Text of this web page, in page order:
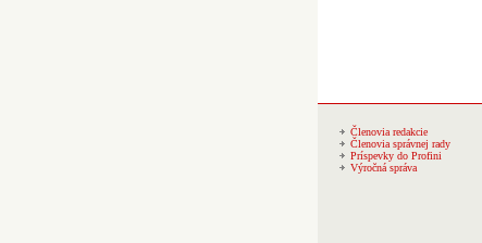
Členovia redakcie
Členovia správnej rady
Príspevky do Profini
Výročná správa